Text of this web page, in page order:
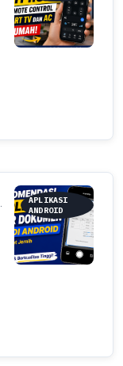
APLIKASI
ANDROID